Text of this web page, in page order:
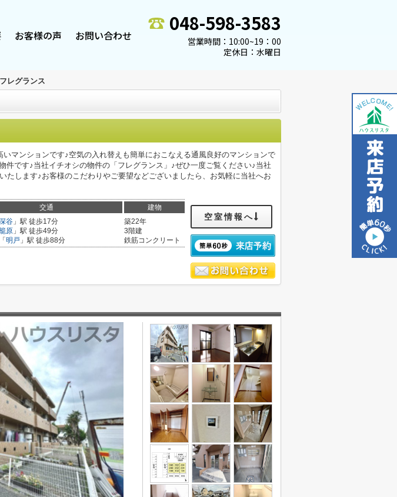
お客様の声 お問い合わせ
048-598-3583
営業時間：10:00~19：00
定休日：水曜日
フレグランス
マンションです♪空気の入れ替えも簡単におこなえる通風良好のマンションで
件です♪当社イチオシの物件の「フレグランス」♪ぜひ一度ご覧ください♪当社
たします♪お客様のこだわりやご要望などございましたら、お気軽に当社へお
交通 建物
谷 」駅 徒歩17分
原 」駅 徒歩49分
「 明戸 」駅 徒歩88分
築22年
3階建
鉄筋コンクリート
空室情報へ